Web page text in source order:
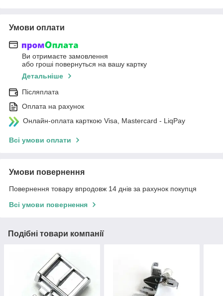
Умови оплати
Ви отримаєте замовлення
або гроші повернуться на вашу картку
Детальніше
Післяплата
Оплата на рахунок
Онлайн-оплата карткою Visa, Mastercard - LiqPay
Всі умови оплати
Умови повернення
Повернення товару впродовж 14 днів за рахунок покупця
Всі умови повернення
Подібні товари компанії